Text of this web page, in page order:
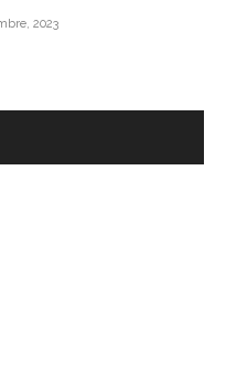
2023